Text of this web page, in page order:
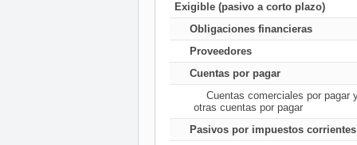
Exigible (pasivo a corto plazo)
Obligaciones financieras
Proveedores
Cuentas por pagar
Cuentas comerciales por pagar
otras cuentas por pagar
Pasivos por impuestos corrientes